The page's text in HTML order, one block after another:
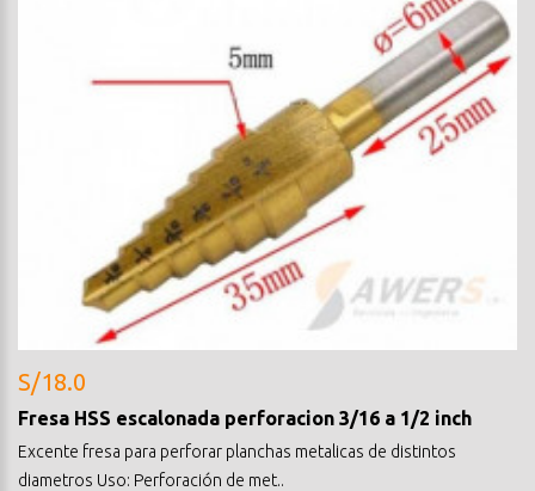
S/18.0
Fresa HSS escalonada perforacion 3/16 a 1/2 inch
Excente fresa para perforar planchas metalicas de distintos
diametros Uso: Perforación de met..